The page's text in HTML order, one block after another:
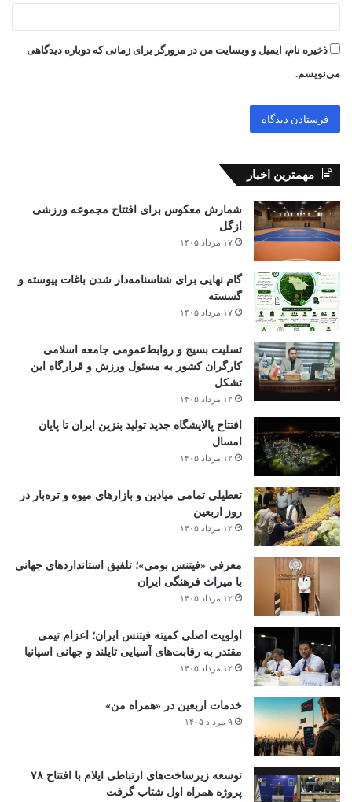
ذخیره نام، ایمیل و وبسایت من در مرورگر برای زمانی که دوباره دیدگاهی
می‌نویسم.
مهمترین اخبار
شمارش معکوس برای افتتاح مجموعه ورزشی
ازگل
۱۷ مرداد ۱۴۰۵
گام نهایی برای شناسنامه‌دار شدن باغات پیوسته و
گسسته
۱۷ مرداد ۱۴۰۵
تسلیت بسیج و روابط‌عمومی جامعه اسلامی
کارگران کشور به مسئول ورزش و قرارگاه این
تشکل
۱۲ مرداد ۱۴۰۵
افتتاح ‌پالایشگاه جدید تولید بنزین ایران تا پایان
امسال
۱۲ مرداد ۱۴۰۵
تعطیلی تمامی میادین و بازارهای میوه و تره‌بار در
روز اربعین
۱۲ مرداد ۱۴۰۵
معرفی «فیتنس بومی»؛ تلفیق استانداردهای جهانی
با میراث فرهنگی ایران
۱۲ مرداد ۱۴۰۵
اولویت اصلی کمیته فیتنس ایران؛ اعزام تیمی
مقتدر به رقابت‌های آسیایی تایلند و جهانی اسپانیا
۱۲ مرداد ۱۴۰۵
خدمات اربعین در «همراه من»
۹ مرداد ۱۴۰۵
توسعه زیرساخت‌های ارتباطی ایلام با افتتاح ۷۸
پروژه همراه اول شتاب گرفت